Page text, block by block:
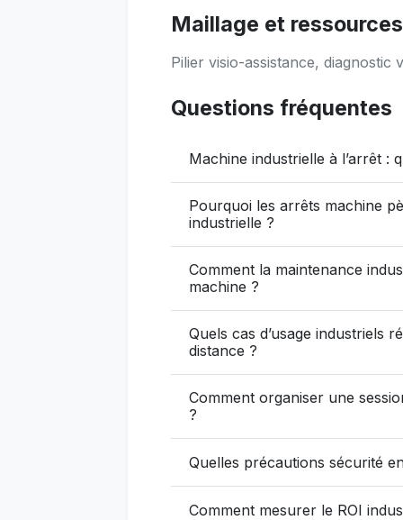
Maillage et
Pilier visio-assistance, diagnostic
Questions fréquentes
Machine industrielle à l’arrêt :
Pourquoi les arrêts machine
industrielle ?
Comment la maintenance
machine ?
Quels cas d’usage industriels
distance ?
Comment organiser une
?
Quelles précautions sécurité
Comment mesurer le ROI